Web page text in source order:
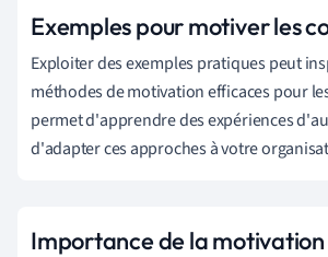
Exemples pour motiver les
Exploiter des exemples pratiques peut
méthodes de motivation efficaces pour
permet d'apprendre des expériences
d'adapter ces approches à votre
Importance de la motivation